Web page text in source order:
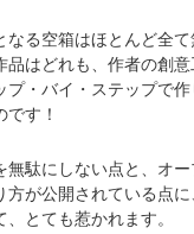
る空箱はほとんど全て
品はどれも、作者の創
プ・バイ・ステップで
です！
駄にしない点と、オー
方が公開されている点
とても惹かれます。